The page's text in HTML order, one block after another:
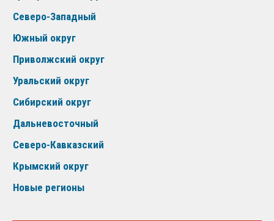
Северо-Западный
Южный округ
Приволжский округ
Уральский округ
Сибирский округ
Дальневосточный
Северо-Кавказский
Крымский округ
Новые регионы